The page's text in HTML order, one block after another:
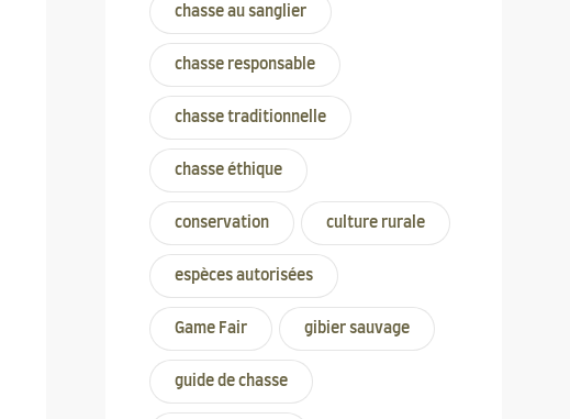
chasse au sanglier
chasse responsable
chasse traditionnelle
chasse éthique
conservation culture rurale
espèces autorisées
Game Fair gibier sauvage
guide de chasse